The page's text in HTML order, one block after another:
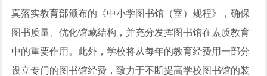
真落实教育部颁布的《中小学图书馆（室）规程》，确保
图书质量、优化馆藏结构，并充分发挥图书馆在素质教育
中的重要作用。此外，学校将从每年的教育经费用一部分
设立专门的图书馆经费，致力于不断提高学校图书馆的装